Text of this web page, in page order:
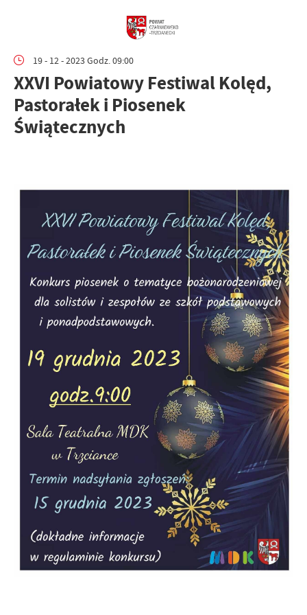
19 - 12 - 2023 Godz. 09:00
XXVI Powiatowy Festiwal Kolęd,
Pastorałek i Piosenek
Świątecznych